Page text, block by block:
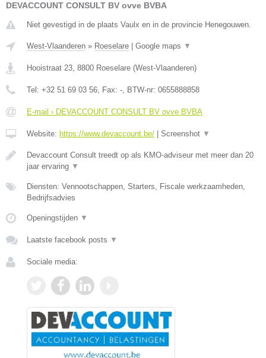
DEVACCOUNT CONSULT BV ovve BVBA
Niet gevestigd in de plaats Vaulx en in de provincie Henegouwen.
West-Vlaanderen » Roeselare Google maps ▼
Hooistraat 23, 8800 Roeselare (West-Vlaanderen)
Tel: +32 51 69 03 56, Fax: -, BTW-nr: 0655888858
E-mail › DEVACCOUNT CONSULT BV ovve BVBA
Website: https://www.devaccount.be/ Screenshot ▼
Devaccount Consult treedt op als KMO-adviseur met meer dan 20
jaar ervaring ▼
Diensten: Vennootschappen, Starters, Fiscale werkzaamheden,
Bedrijfsadvies
Openingstijden ▼
Laatste facebook posts ▼
Sociale media: